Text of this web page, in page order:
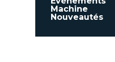
Machine
Nouveautés